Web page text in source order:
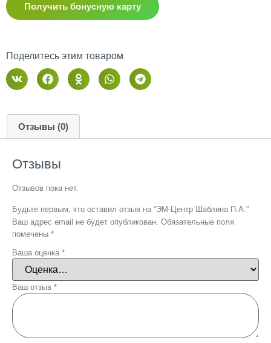
Получить бонусную карту
Поделитесь этим товаром
Отзывы (0)
Отзывы
Отзывов пока нет.
Будьте первым, кто оставил отзыв на “ЭМ-Центр Шаблина П.А.”
Ваш адрес email не будет опубликован. Обязательные поля
помечены *
Ваша оценка *
Ваш отзыв *